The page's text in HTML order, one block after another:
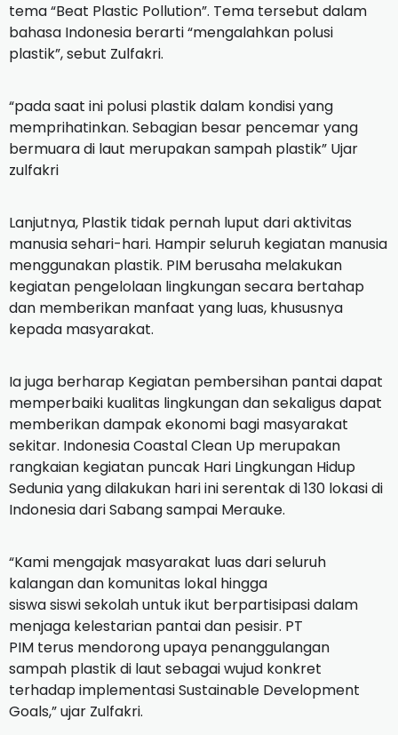
tema “Beat Plastic Pollution”. Tema tersebut dalam
bahasa Indonesia berarti “mengalahkan polusi
plastik”, sebut Zulfakri.
“pada saat ini polusi plastik dalam kondisi yang
memprihatinkan. Sebagian besar pencemar yang
bermuara di laut merupakan sampah plastik” Ujar
zulfakri
Lanjutnya, Plastik tidak pernah luput dari aktivitas
manusia sehari-hari. Hampir seluruh kegiatan manusia
menggunakan plastik. PIM berusaha melakukan
kegiatan pengelolaan lingkungan secara bertahap
dan memberikan manfaat yang luas, khususnya
kepada masyarakat.
Ia juga berharap Kegiatan pembersihan pantai dapat
memperbaiki kualitas lingkungan dan sekaligus dapat
memberikan dampak ekonomi bagi masyarakat
sekitar. Indonesia Coastal Clean Up merupakan
rangkaian kegiatan puncak Hari Lingkungan Hidup
Sedunia yang dilakukan hari ini serentak di 130 lokasi di
Indonesia dari Sabang sampai Merauke.
“Kami mengajak masyarakat luas dari seluruh
kalangan dan komunitas lokal hingga
siswa siswi sekolah untuk ikut berpartisipasi dalam
menjaga kelestarian pantai dan pesisir. PT
PIM terus mendorong upaya penanggulangan
sampah plastik di laut sebagai wujud konkret
terhadap implementasi Sustainable Development
Goals,” ujar Zulfakri.